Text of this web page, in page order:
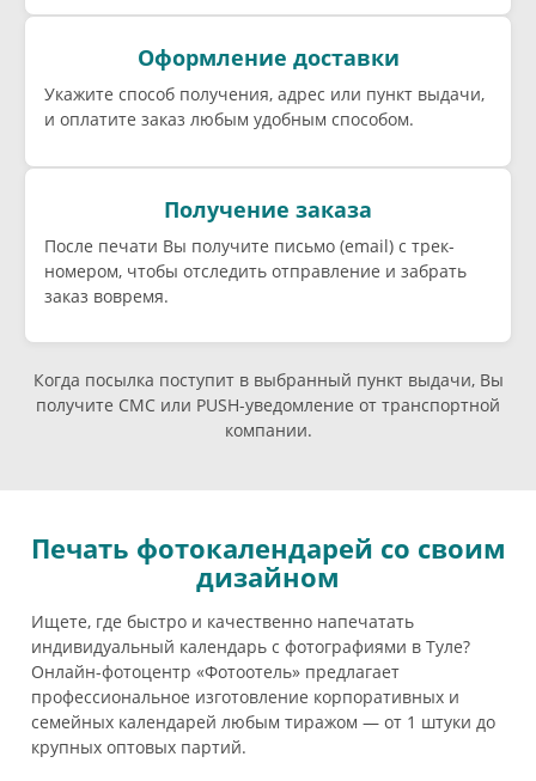
Оформление доставки
Укажите способ получения, адрес или пункт выдачи,
и оплатите заказ любым удобным способом.
Получение заказа
После печати Вы получите письмо (email) c трек-
номером, чтобы отследить отправление и забрать
заказ вовремя.
Когда посылка поступит в выбранный пункт выдачи, Вы
получите СМС или PUSH-уведомление от транспортной
компании.
Печать фотокалендарей со своим
дизайном
Ищете, где быстро и качественно напечатать
индивидуальный календарь с фотографиями в Туле?
Онлайн-фотоцентр «Фотоотель» предлагает
профессиональное изготовление корпоративных и
семейных календарей любым тиражом — от 1 штуки до
крупных оптовых партий.